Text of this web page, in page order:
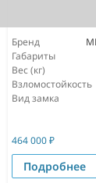
Бренд
Габариты
Вес (кг)
Взломостойкость
Вид замка
464 000₽
Подробнее